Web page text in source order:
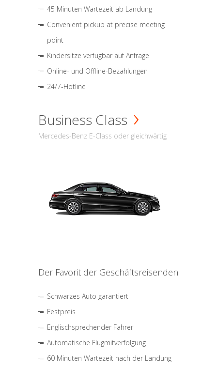
45 Minuten Wartezeit ab Landung
Convenient pickup at precise meeting
point
Kindersitze verfügbar auf Anfrage
Online- und Offline-Bezahlungen
24/7-Hotline
Business Class
Mercedes-Benz E-Class oder gleichwärtig
Der Favorit der Geschäftsreisenden
Schwarzes Auto garantiert
Festpreis
Englischsprechender Fahrer
Automatische Flugmitverfolgung
60 Minuten Wartezeit nach der Landung